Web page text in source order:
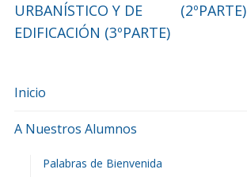
Inicio
A Nuestros Alumnos
Palabras de Bienvenida
URBANÍSTICO Y DE
EDIFICACIÓN (3ºPARTE)
(2ºPARTE)